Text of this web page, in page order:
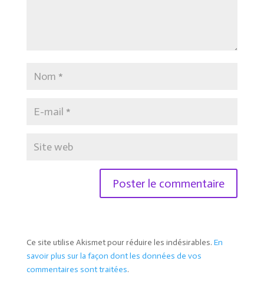
Ce site utilise Akismet pour réduire les indésirables. En
savoir plus sur la façon dont les données de vos
commentaires sont traitées.